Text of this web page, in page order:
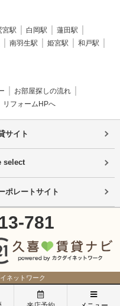
宮駅 白岡駅
蓮田駅
南羽生駅 姫宮駅
和戸駅
お部屋探しの流れ
リフォームHPへ
サイト
select
ポレートサイト
781
ネットワーク